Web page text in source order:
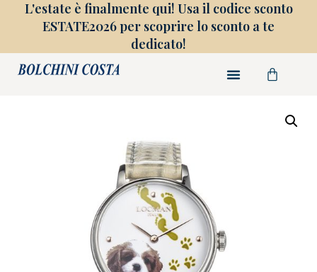
L'estate è finalmente qui! Usa il codice sconto
ESTATE2026 per scoprire lo sconto a te
dedicato!